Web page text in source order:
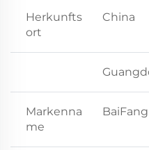
Herkunfts
ort
China
Markenna
me
BaiFang